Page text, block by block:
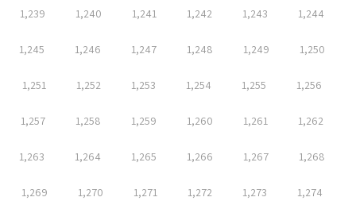
1,239 1,240 1,241 1,242 1,243 1,244
1,245 1,246 1,247 1,248 1,249 1,250
1,251 1,252 1,253 1,254 1,255 1,256
1,257 1,258 1,259 1,260 1,261 1,262
1,263 1,264 1,265 1,266 1,267 1,268
1,269 1,270 1,271 1,272 1,273 1,274